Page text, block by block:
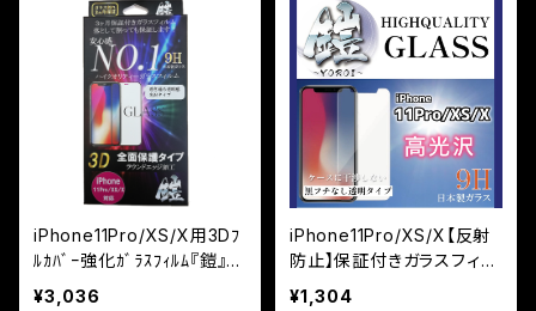
iPhone11Pro/XS/X用3Dﾌ
ﾙｶﾊﾞｰ強化ｶﾞﾗｽﾌｨﾙﾑ『鎧』
高光沢 ﾌﾞﾗｯｸ
¥3,036
iPhone11Pro/XS/X【反射
防止】保証付きガラスフィル
ム『鎧』平面タイプ
¥1,304